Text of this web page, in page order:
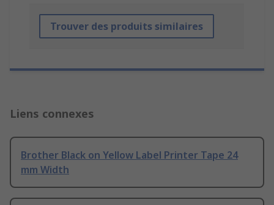
Trouver des produits similaires
Liens connexes
Brother Black on Yellow Label Printer Tape 24
mm Width